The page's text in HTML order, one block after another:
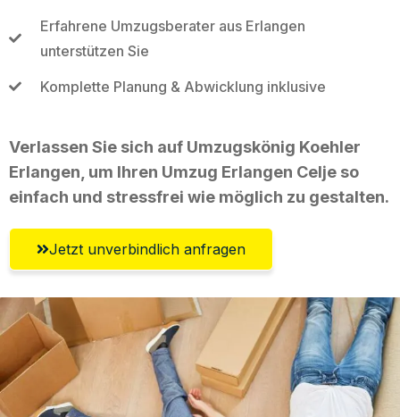
Erfahrene Umzugsberater aus Erlangen
unterstützen Sie
Komplette Planung & Abwicklung inklusive
Verlassen Sie sich auf Umzugskönig Koehler
Erlangen, um Ihren Umzug Erlangen Celje so
einfach und stressfrei wie möglich zu gestalten.
Jetzt unverbindlich anfragen